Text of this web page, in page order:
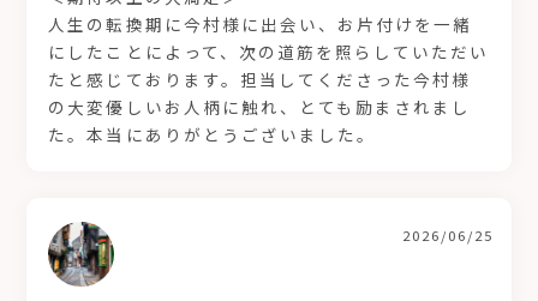
人生の転換期に今村様に出会い、お片付けを一緒
にしたことによって、次の道筋を照らしていただい
たと感じております。担当してくださった今村様
の大変優しいお人柄に触れ、とても励まされまし
た。本当にありがとうございました。
2026/06/25